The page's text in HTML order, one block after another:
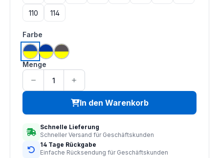
110 114
Farbe
leuchtgelb | kornblau
leuchtgelb | marine
leuchtgelb | grau
Menge
In den Warenkorb
Schnelle Lieferung
Schneller Versand für Geschäftskunden
14 Tage Rückgabe
Einfache Rücksendung für Geschäftskunden